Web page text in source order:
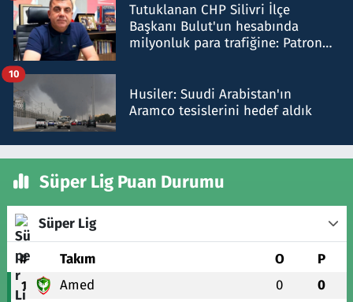
Tutuklanan CHP Silivri İlçe
Başkanı Bulut'un hesabında
milyonluk para trafiğine: Patron
Husiler: Suudi Arabistan'ın
Aramco tesislerini hedef aldık
10
Süper Lig Puan Durumu
Süper Lig
# Takım O P
1 Amed 0 0